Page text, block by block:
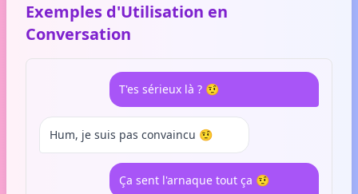
Exemples d'Utilisation en
Conversation
T'es sérieux là ? 🤨
Hum, je suis pas convaincu 🤨
Ça sent l'arnaque tout ça 🤨